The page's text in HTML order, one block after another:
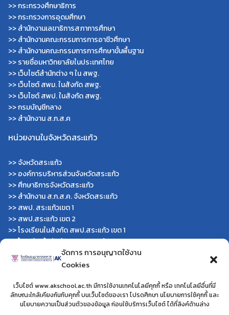
จัดการ การอนุญาตใช้งาน
Cookies
เว็บไซต์ www.akschool.ac.th มีการใช้งานเทคโนโลยีคุกกี้ หรือ เทคโนโลยีอื่นที่มี
ลักษณะใกล้เคียงกันกับคุกกี้ บนเว็บไซต์ของเรา โปรดศึกษา นโยบายการใช้คุกกี้ และ
นโยบายความเป็นส่วนตัวของข้อมูล ก่อนใช้บริการเว็บไซต์ ได้ที่ลิงค์ด้านล่าง
>>กระทรวงศึกษาธิการ
>>กระทรวงการอุดมศึกษา
>>สำนักงานเลขาธิการสภาการศึกษา
>>สำนักงานคณะกรรมการการอาชีวศึกษา
>>สำนักงานคณะกรรมการการศึกษาขั้นพื้นฐาน
>>รายชื่อมหาวิทยาลัยในประเทศไทย
>>เว็บไซต์สำนักต่าง ๆ ใน สพฐ.
>>เว็บไซต์ สพม. ในสังกัด สพฐ.
>>เว็บไซต์ สพป. ในสังกัด สพฐ.
>>กรมบัญชีกลาง
>>สำนักงาน ส.ก.ส.ค
หน่วยงานในจังหวัดสระแก้ว
>>จังหวัดสระแก้ว
>>องค์การบริหารส่วนจังหวัดสระแก้ว
>>ศึกษาธิการจังหวัดสระแก้ว
>>สำนักงาน ส.ก.ส.ค. จังหวัดสระแก้ว
>>สพป. สระแก้วเขต 1
>>สพป.สระแก้ว เขต 2
>>โรงเรียนในสังกัด สพป.สระแก้ว เขต 1
>>โรงเรียนในสังกัด สพป.สระแก้ว เขต 2
>>วิทยาลัยเทคนิคสระแก้ว
>> วิทยาลัยเทคนิควังน้ำเย็น
หน่วยงานอื่นๆ